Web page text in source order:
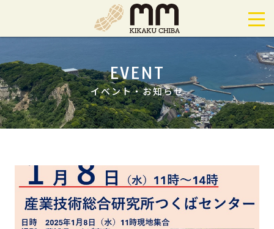
EVENT
イベント・お知らせ